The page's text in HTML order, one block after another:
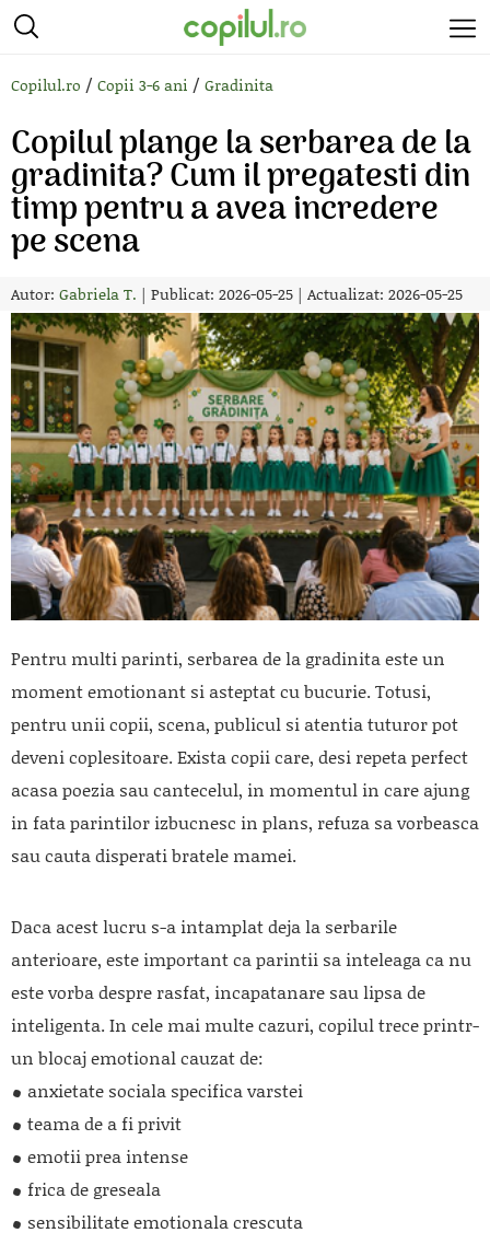
Copilul.ro / Copii 3-6 ani / Gradinita
Copilul plange la serbarea de la
gradinita? Cum il pregatesti din
timp pentru a avea incredere
pe scena
Autor: Gabriela T. | Publicat: 2026-05-25 | Actualizat: 2026-05-25
Pentru multi parinti, serbarea de la gradinita este un
moment emotionant si asteptat cu bucurie. Totusi,
pentru unii copii, scena, publicul si atentia tuturor pot
deveni coplesitoare. Exista copii care, desi repeta perfect
acasa poezia sau cantecelul, in momentul in care ajung
in fata parintilor izbucnesc in plans, refuza sa vorbeasca
sau cauta disperati bratele mamei.
Daca acest lucru s-a intamplat deja la serbarile
anterioare, este important ca parintii sa inteleaga ca nu
este vorba despre rasfat, incapatanare sau lipsa de
inteligenta. In cele mai multe cazuri, copilul trece printr-
un blocaj emotional cauzat de:
anxietate sociala specifica varstei
teama de a fi privit
emotii prea intense
frica de greseala
sensibilitate emotionala crescuta